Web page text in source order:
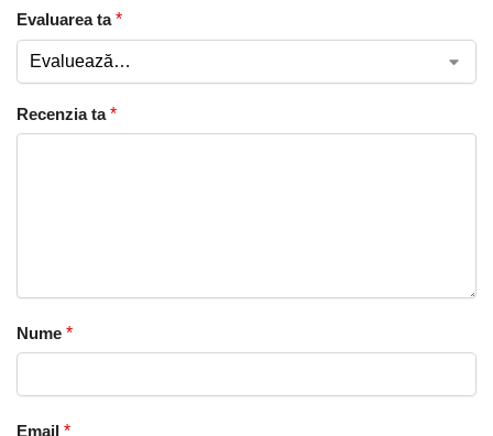
Evaluarea ta*
Recenzia ta*
Nume *
Email *